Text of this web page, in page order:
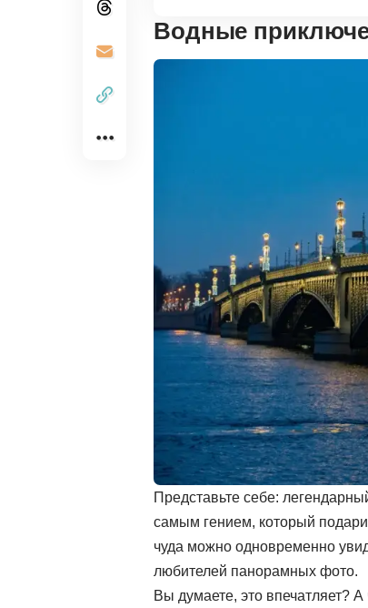
Водные
Представьте себе:
самым гением, который
чуда можно одновременно
любителей панорамных фото.
Вы думаете, это впечатляет?